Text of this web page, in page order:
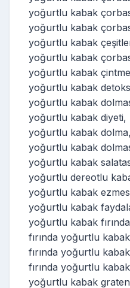
yoğurtlu kabak
yoğurtlu kabak
yoğurtlu kabak
yoğurtlu kabak
yoğurtlu kabak
yoğurtlu kabak
yoğurtlu kabak
yoğurtlu kabak diyeti,
yoğurtlu kabak dolma,
yoğurtlu kabak
yoğurtlu kabak
yoğurtlu dereotlu
yoğurtlu kabak
yoğurtlu kabak
yoğurtlu kabak
fırında yoğurtlu
fırında yoğurtlu
fırında yoğurtlu
yoğurtlu kabak